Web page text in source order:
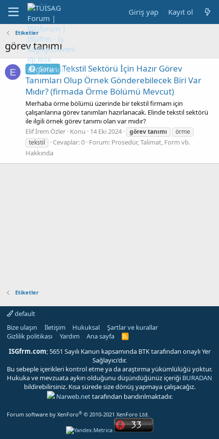
Giriş yap Kayıt ol
Etiketler
görev tanımı
E Soru : Tekstil Sektörü İçin Hazır Görev
Tanımları Olup Örnek Gönderebilecek Biri Var
Mıdır? (firmada Örme Bölümü Mevcut)
Merhaba örme bölümü üzerinde bir tekstil firmam için
çalışanlarına görev tanımları hazırlanacak. Elinde tekstil sektörü
ile ilgili örnek görev tanımı olan var mıdır?
Elif İrem Özler Konu 14 Eki 2024 görevtanımı
örme
tekstil
Cevaplar: 0 Forum: Prosedür, Talimat, Form vb.
Hakkında
Etiketler
default
Bize ulaşın
İletişim Hukuksal
Şartlar ve kurallar
Gizlilik politikası
Yardım Ana sayfa
R
S
ISGfrm.com; 5651 Sayılı Kanun kapsamında BTK tarafından onaylı Yer
Sağlayıcı'dır.
Bu sebeple içerikleri kontrol etme ya da araştırma yükümlülüğü yoktur.
Hukuka ve mevzuata aykırı olduğunu düşündüğünüz içeriği BURADAN
bildirebilirsiniz. Kısa sürede size dönüş yapmaya çalışacağız.
Narweb.nettarafından barıdırılmaktadır.
Forum software by XenForo® © 2010-2021 XenForo Ltd.